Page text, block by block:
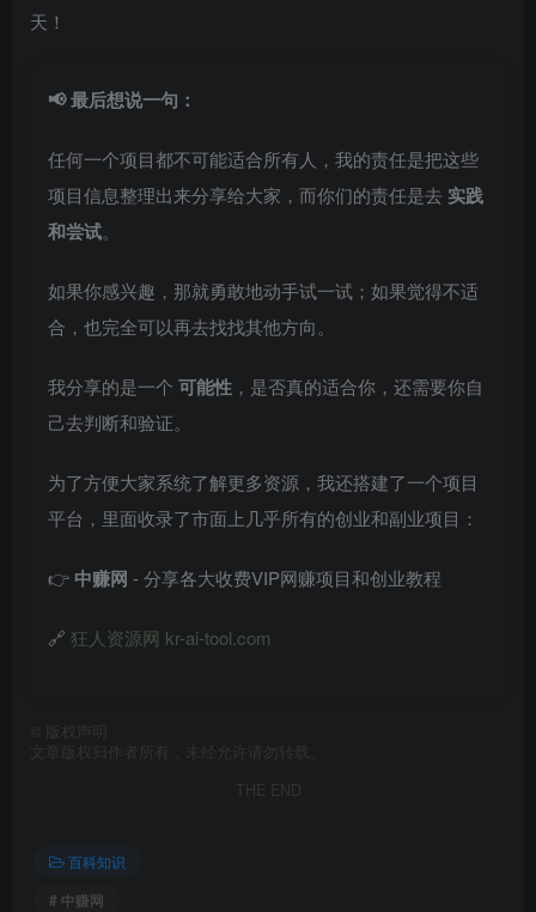
天！
📢 最后想说一句：
任何一个项目都不可能适合所有人，我的责任是把这些
项目信息整理出来分享给大家，而你们的责任是去 实践
和尝试。
如果你感兴趣，那就勇敢地动手试一试；如果觉得不适
合，也完全可以再去找找其他方向。
我分享的是一个 可能性 ，是否真的适合你，还需要你自
己去判断和验证。
为了方便大家系统了解更多资源，我还搭建了一个项目
平台，里面收录了市面上几乎所有的创业和副业项目：
👉 中赚网 - 分享各大收费VIP网赚项目和创业教程
🔗 狂人资源网 kr-ai-tool.com
版权声明
文章版权归作者所有，未经允许请勿转载。
THE END
百科知识
# 中赚网